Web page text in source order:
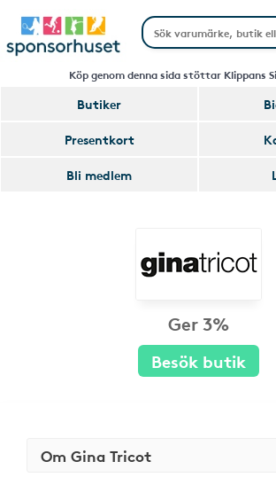
Köp genom denna sida stöttar Klippans
Butiker
Presentkort
Bli medlem
Ger 3%
Besök butik
Om Gina Tricot